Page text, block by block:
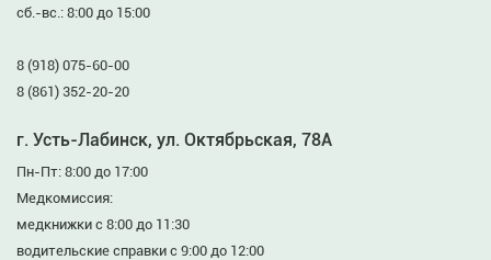
сб.-вс.: 8:00 до 15:00
8 (918) 075-60-00
8 (861) 352-20-20
г. Усть-Лабинск, ул. Октябрьская, 78А
Пн-Пт: 8:00 до 17:00
Медкомиссия:
медкнижки с 8:00 до 11:30
водительские справки с 9:00 до 12:00